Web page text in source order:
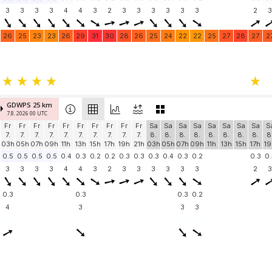
3
3 3 3 4 4 3 2 3 3 3 3 3 3 2 3
26 25 23 23 26 29 31 30 28 26 25 24 22 22 25 27 28 27
GDWPS 25 km
7.8. 2026 00 UTC
Fr
7.
03h
Fr
7.
05h
Fr
7.
07h
Fr
7.
09h
Fr
7.
11h
Fr
7.
13h
Fr
7.
15h
Fr
7.
17h
Fr
7.
19h
Fr
7.
21h
Sa
8.
03h
Sa
8.
05h
Sa
8.
07h
Sa
8.
09h
Sa
8.
11h
Sa
8.
13h
Sa
8.
15h
Sa
8.
17h
0.5 0.5 0.5 0.5 0.4 0.3 0.2 0.2 0.3 0.3 0.3 0.4 0.3 0.2 0.3
3
3 3 3 4 4 3 2 3 3 3 3 3 3 2 3
0.3 0.3 0.3 0.2
4
3 3 3